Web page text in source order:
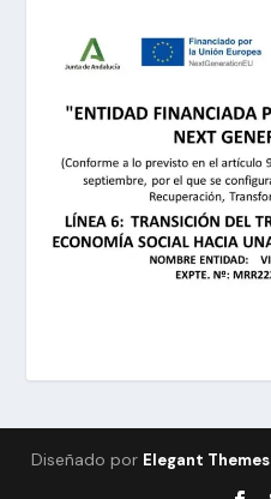
Diseñado por Elegant Themes